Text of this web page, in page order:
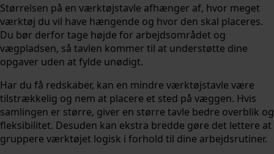
Størrelsen på en værktøjstavle afhænger af, hvor meget
værktøj du vil have hængende og hvor den skal placeres.
Du bør derfor tage højde for arbejdsområdet og
vægpladsen, så tavlen kommer til at understøtte dine
opgaver uden at fylde unødigt.
Har du få redskaber, kan en mindre værktøjstavle være
tilstrækkelig og nem at placere et sted på væggen. Hvis
samlingen er større, giver en større tavle bedre overblik og
fleksibilitet. Desuden kan ekstra bredde gøre det lettere at
gruppere værktøjet logisk i forhold til dine arbejdsrutiner.